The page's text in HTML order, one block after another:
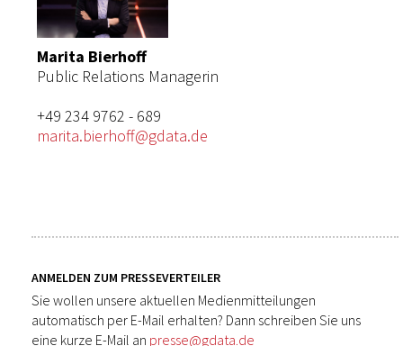
Marita Bierhoff
Public Relations Managerin
+49 234 9762 - 689
marita.bierhoff@gdata.de
ANMELDEN ZUM PRESSEVERTEILER
Sie wollen unsere aktuellen Medienmitteilungen
automatisch per E-Mail erhalten? Dann schreiben Sie uns
eine kurze E-Mail an presse@gdata.de